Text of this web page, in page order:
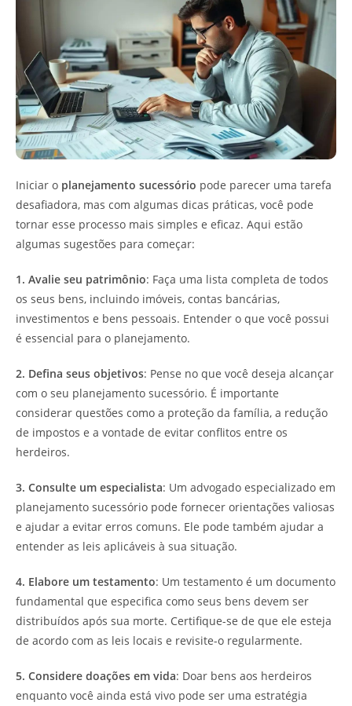
Iniciar o planejamento sucessório pode parecer uma tarefa
desafiadora, mas com algumas dicas práticas, você pode
tornar esse processo mais simples e eficaz. Aqui estão
algumas sugestões para começar:
1. Avalie seu patrimônio: Faça uma lista completa de todos
os seus bens, incluindo imóveis, contas bancárias,
investimentos e bens pessoais. Entender o que você possui
é essencial para o planejamento.
2. Defina seus objetivos: Pense no que você deseja alcançar
com o seu planejamento sucessório. É importante
considerar questões como a proteção da família, a redução
de impostos e a vontade de evitar conflitos entre os
herdeiros.
3. Consulte um especialista: Um advogado especializado em
planejamento sucessório pode fornecer orientações valiosas
e ajudar a evitar erros comuns. Ele pode também ajudar a
entender as leis aplicáveis à sua situação.
4. Elabore um testamento: Um testamento é um documento
fundamental que especifica como seus bens devem ser
distribuídos após sua morte. Certifique-se de que ele esteja
de acordo com as leis locais e revisite-o regularmente.
5. Considere doações em vida: Doar bens aos herdeiros
enquanto você ainda está vivo pode ser uma estratégia